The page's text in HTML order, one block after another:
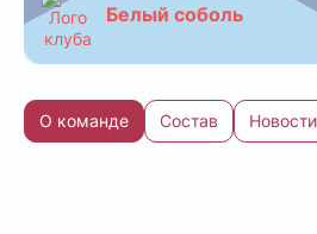
Белый соболь
О команде Состав Новости